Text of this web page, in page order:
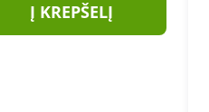
Į KREPŠELĮ